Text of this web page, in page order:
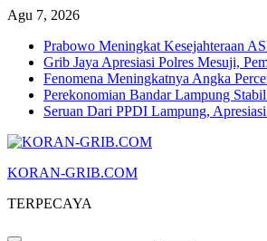
Skip
content
Agu 7, 2026
Prabowo Meningkat Kesejahteraan
Grib Jaya Apresiasi Polres Mesuji,
Fenomena Meningkatnya Angka
Perekonomian Bandar Lampung
Seruan Dari PPDI Lampung,
KORAN-GRIB.COM
TERPECAYA